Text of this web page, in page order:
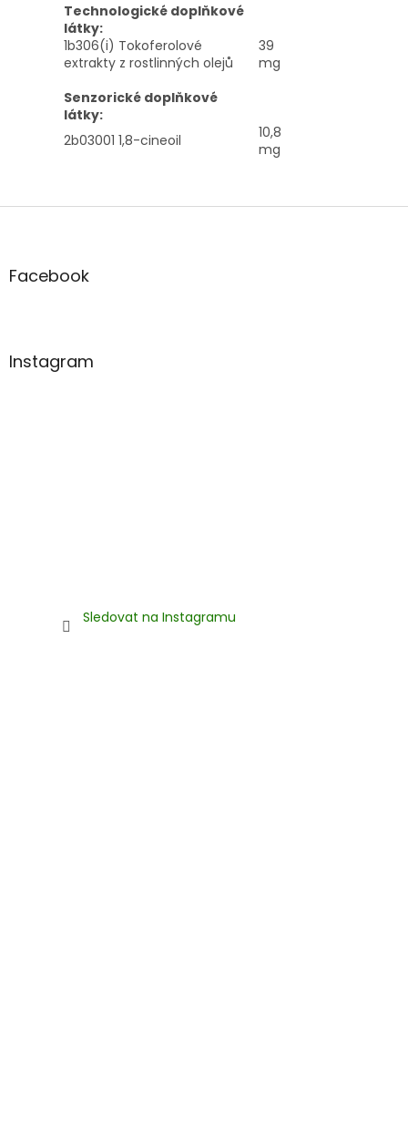
Technologické doplňkové
látky:
1b306(i) Tokoferolové
extrakty z rostlinných olejů
39
mg
Senzorické doplňkové
látky:
2b03001 1,8-cineoil
10,8
mg
Z
aFacebook
Instagram
Sledovat na Instagramu